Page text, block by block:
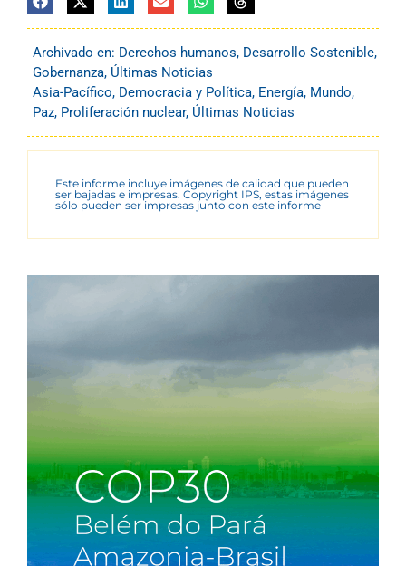
Archivado en: Derechos humanos, Desarrollo Sostenible,
Gobernanza, Últimas Noticias
Asia-Pacífico, Democracia y Política, Energía, Mundo,
Paz, Proliferación nuclear, Últimas Noticias
Este informe incluye imágenes de calidad que pueden
ser bajadas e impresas. Copyright IPS, estas imágenes
sólo pueden ser impresas junto con este informe